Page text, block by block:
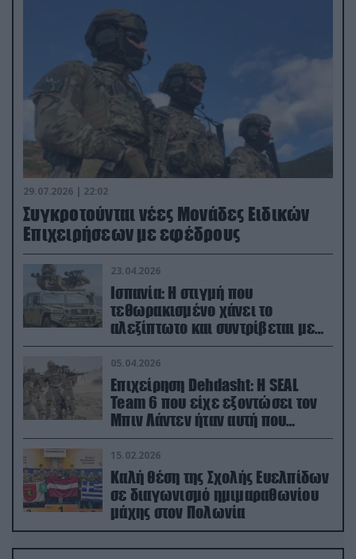
29.07.2026 | 22:02
Συγκροτούνται νέες Μονάδες Ειδικών
Επιχειρήσεων με εφέδρους
23.04.2026
Ισπανία: Η στιγμή που
τεθωρακισμένο χάνει το
αλεξίπτωτο και συντρίβεται με
ορμή στο έδαφος (βίντεο)
05.04.2026
Επιχείρηση Dehdasht: Η SEAL
Team 6 που είχε εξοντώσει τον
Μπιν Λάντεν ήταν αυτή που
διέσωσε τον πιλότο του F-15
15.02.2026
Καλή θέση της Σχολής Ευελπίδων
σε διαγωνισμό ημιμαραθωνίου
μάχης στον Πολωνία